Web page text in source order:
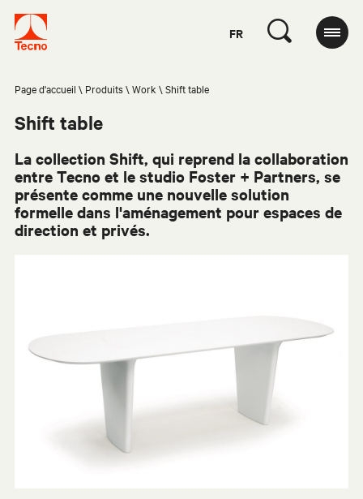
FR
Page d'accueil Produits Work Shift table
Shift table
La collection Shift, qui reprend la collaboration
entre Tecno et le studio Foster + Partners, se
présente comme une nouvelle solution
formelle dans l'aménagement pour espaces de
direction et privés.